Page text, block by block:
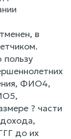
в
ФИО4,
? части
до их